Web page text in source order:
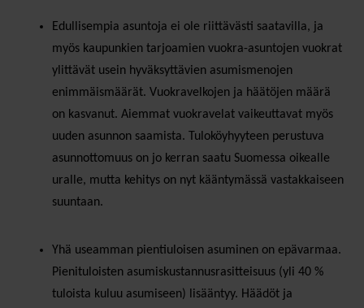
Edullisempia asuntoja ei ole riittävästi saatavilla, ja
myös kaupunkien tarjoamien vuokra-asuntojen vuokrat
ylittävät usein hyväksyttävien asumismenojen
enimmäismäärät. Vuokravelkojen ja häätöjen määrä
on kasvanut. Aiemmat vuokravelat vaikeuttavat myös
uuden asunnon saamista. Tuloköyhyyteen perustuva
asunnottomuus on jo kerran saatu Suomessa oikealle
uralle, mutta kehitys on nyt kääntymässä vastakkaiseen
suuntaan.
Yhä useamman pientiuloisen asuminen on epävarmaa.
Pienituloisten asumiskustannusrasitteisuus (yli 40 %
tuloista kuluu asumiseen) lisääntyy. Häädöt ja